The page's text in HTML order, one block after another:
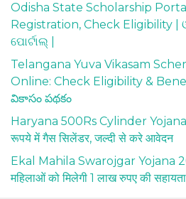
Odisha State Scholarship
Registration, Check Eligibility |
ପୋର୍ଟାଲ୍ |
Telangana Yuva Vikasam
Online: Check Eligibility &
వికాసం పథకం
Haryana 500Rs Cylinder Yojana :
रूपये में गैस सिलेंडर, जल्दी से करे आवेदन
Ekal Mahila Swarojgar Yojana
महिलाओं को मिलेगी 1 लाख रुपए की